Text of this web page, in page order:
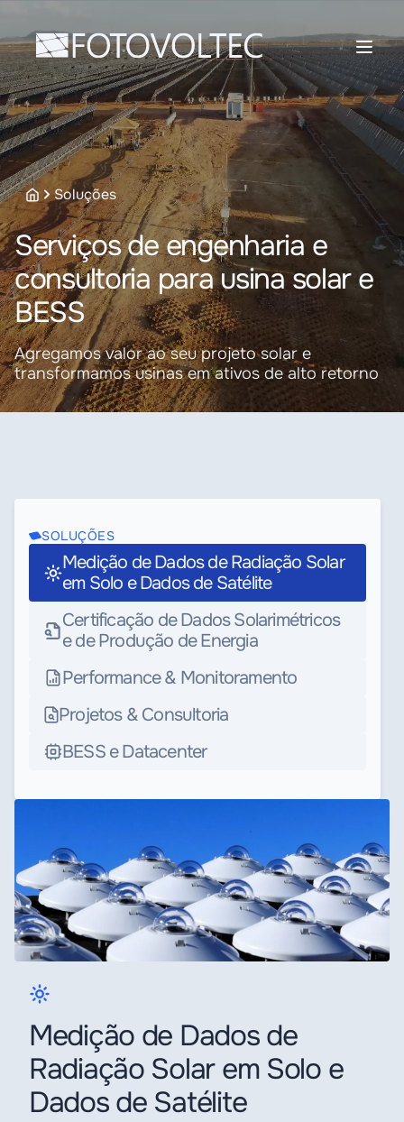
Soluções
Serviços de engenharia e
consultoria para usina solar e
BESS
Agregamos valor ao seu projeto solar e
transformamos usinas em ativos de alto retorno
SOLUÇÕES
Medição de Dados de Radiação Solar
em Solo e Dados de Satélite
Certificação de Dados Solarimétricos
e de Produção de Energia
Performance & Monitoramento
Projetos & Consultoria
BESS e Datacenter
Medição de Dados de
Radiação Solar em Solo e
Dados de Satélite